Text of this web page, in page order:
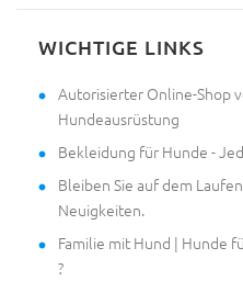
WICHTIGE LINKS
Autorisierter Online-Shop
Hundeausrüstung
Bekleidung für Hunde -
Bleiben Sie auf dem
Neuigkeiten.
Familie mit Hund | Hunde
?